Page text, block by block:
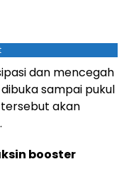
dan mencegah
sampai pukul
tersebut akan
booster